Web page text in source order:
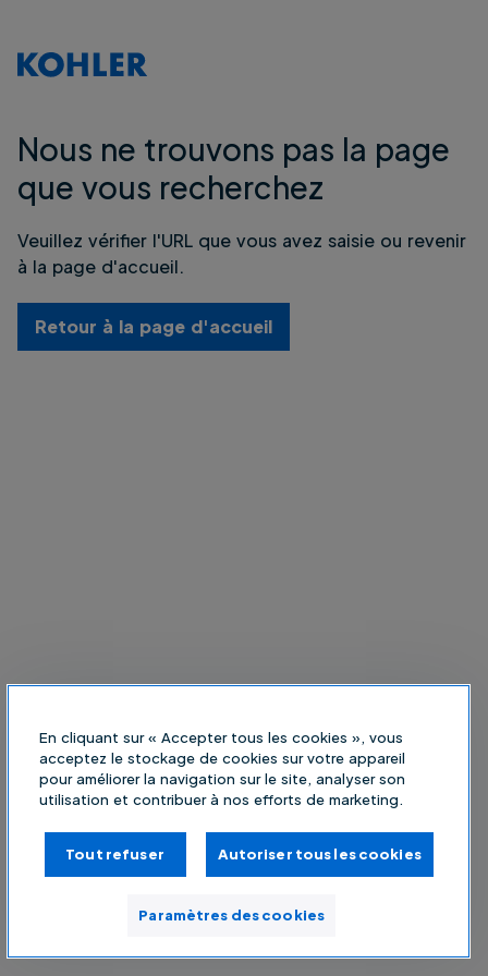
Nous ne trouvons pas la page
que vous recherchez
Veuillez vérifier l'URL que vous avez saisie ou revenir
à la page d'accueil.
Retour à la page d'accueil
En cliquant sur « Accepter tous les cookies », vous
acceptez le stockage de cookies sur votre appareil
pour améliorer la navigation sur le site, analyser son
utilisation et contribuer à nos efforts de marketing.
Tout refuser Autoriser tous les cookies
Paramètres des cookies